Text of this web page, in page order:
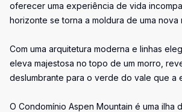
oferecer uma experiência de vida
horizonte se torna a moldura de uma nova
Com uma arquitetura moderna e linhas
eleva majestosa no topo de um morro,
deslumbrante para o verde do vale que a
O Condomínio Aspen Mountain é uma ilha